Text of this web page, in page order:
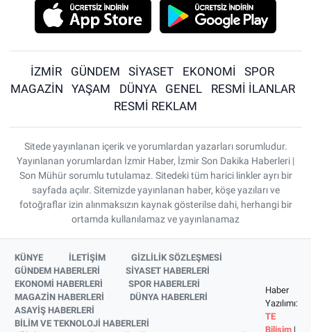
İZMİR GÜNDEM SİYASET EKONOMİ
SPOR
MAGAZİN
YAŞAM DÜNYA GENEL
RESMİ İLANLAR
RESMİ REKLAM
Sitede yayınlanan içerik ve yorumlardan yazarları sorumludur.
Yayınlanan yorumlardan İzmir Haber, İzmir Son Dakika Haberleri |
Son Mühür sorumlu tutulamaz. Sitedeki tüm harici linkler ayrı bir
sayfada açılır. Sitemizde yayınlanan haber, köşe yazıları ve
fotoğraflar izin alınmaksızın kaynak gösterilse dahi, herhangi bir
ortamda kullanılamaz ve yayınlanamaz
KÜNYE İLETİŞİM
GİZLİLİK SÖZLEŞMESİ
GÜNDEM HABERLERİ
SİYASET HABERLERİ
EKONOMİ HABERLERİ
SPOR HABERLERİ
MAGAZİN HABERLERİ
DÜNYA HABERLERİ
ASAYİŞ HABERLERİ
BİLİM VE TEKNOLOJİ HABERLERİ
Haber
Yazılımı:
TE
Bilişim |